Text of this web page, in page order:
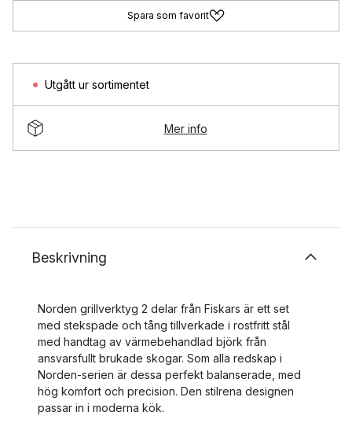
Spara som favorit
Utgått ur sortimentet
Mer info
Beskrivning
Norden grillverktyg 2 delar från Fiskars är ett set
med stekspade och tång tillverkade i rostfritt stål
med handtag av värmebehandlad björk från
ansvarsfullt brukade skogar. Som alla redskap i
Norden-serien är dessa perfekt balanserade, med
hög komfort och precision. Den stilrena designen
passar in i moderna kök.